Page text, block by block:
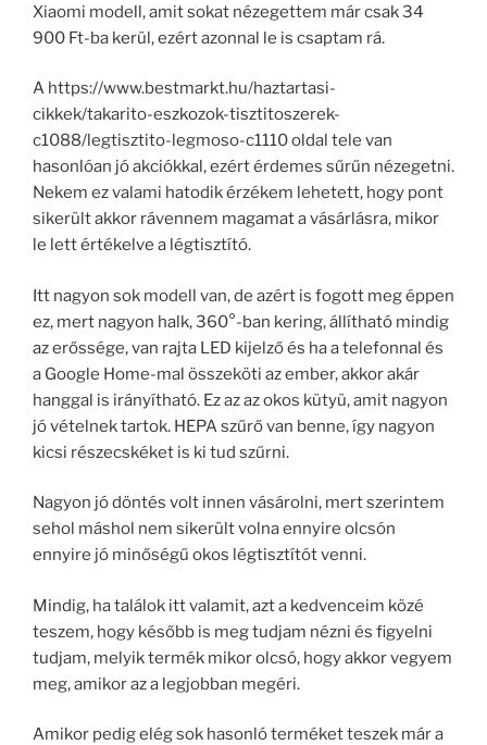
Xiaomi modell, amit sokat nézegettem már csak 34
900 Ft-ba kerül, ezért azonnal le is csaptam rá.
A https://www.bestmarkt.hu/haztartasi-
cikkek/takarito-eszkozok-tisztitoszerek-
c1088/legtisztito-legmoso-c1110 oldal tele van
hasonlóan jó akciókkal, ezért érdemes sűrűn nézegetni.
Nekem ez valami hatodik érzékem lehetett, hogy pont
sikerült akkor rávennem magamat a vásárlásra, mikor
le lett értékelve a légtisztító.
Itt nagyon sok modell van, de azért is fogott meg éppen
ez, mert nagyon halk, 360°-ban kering, állítható mindig
az erőssége, van rajta LED kijelző és ha a telefonnal és
a Google Home-mal összeköti az ember, akkor akár
hanggal is irányítható. Ez az az okos kütyü, amit nagyon
jó vételnek tartok. HEPA szűrő van benne, így nagyon
kicsi részecskéket is ki tud szűrni.
Nagyon jó döntés volt innen vásárolni, mert szerintem
sehol máshol nem sikerült volna ennyire olcsón
ennyire jó minőségű okos légtisztítót venni.
Mindig, ha találok itt valamit, azt a kedvenceim közé
teszem, hogy később is meg tudjam nézni és figyelni
tudjam, melyik termék mikor olcsó, hogy akkor vegyem
meg, amikor az a legjobban megéri.
Amikor pedig elég sok hasonló terméket teszek már a